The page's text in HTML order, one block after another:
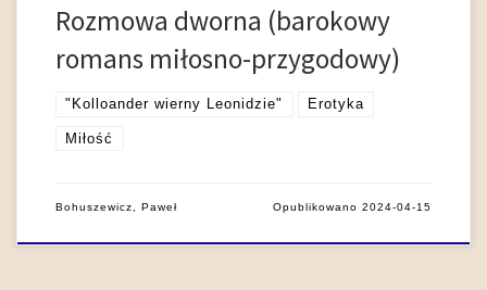
Rozmowa dworna (barokowy
romans miłosno-przygodowy)
"Kolloander wierny Leonidzie" Erotyka
Miłość
Bohuszewicz, Paweł Opublikowano2024-04-15